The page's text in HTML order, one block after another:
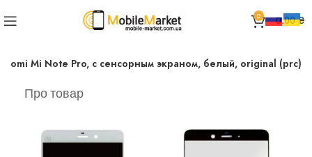
0 0.00₴
Mi Note Pro, с сенсорным экраном, белый, original (prc)
Про товар